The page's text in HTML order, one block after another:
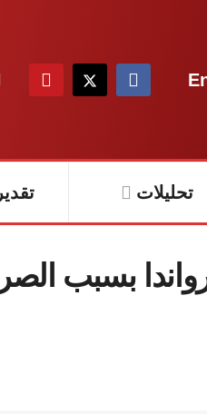
تحليلات
بسبب